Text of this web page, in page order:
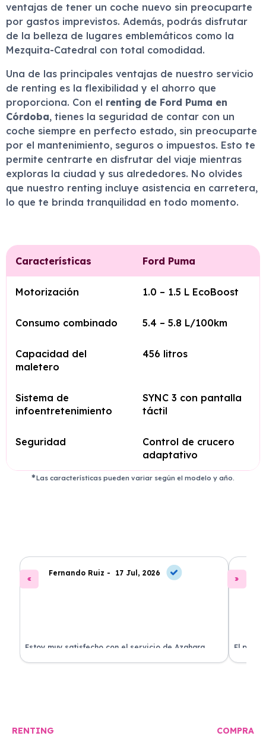
ventajas de tener un coche nuevo sin preocuparte
por gastos imprevistos. Además, podrás disfrutar
de la belleza de lugares emblemáticos como la
Mezquita-Catedral con total comodidad.
Una de las principales ventajas de nuestro servicio
de renting es la flexibilidad y el ahorro que
proporciona. Con el renting de Ford Puma en
Córdoba, tienes la seguridad de contar con un
coche siempre en perfecto estado, sin preocuparte
por el mantenimiento, seguros o impuestos. Esto te
permite centrarte en disfrutar del viaje mientras
exploras la ciudad y sus alrededores. No olvides
que nuestro renting incluye asistencia en carretera,
lo que te brinda tranquilidad en todo momento.
Características Ford Puma
Motorización 1.0 – 1.5 L EcoBoost
Consumo combinado 5.4 – 5.8 L/100km
Capacidad del
maletero
456 litros
Sistema de
infoentretenimiento
SYNC 3 con pantalla
táctil
Seguridad
Control de crucero
adaptativo
Las características pueden variar según el modelo y año.
Fernando Ruiz - 17 Jul, 2026
Estoy muy satisfecho con el servicio de Azahara
Renting. El coche está en perfectas condiciones y el
El
llegó
RENTING COMPRA